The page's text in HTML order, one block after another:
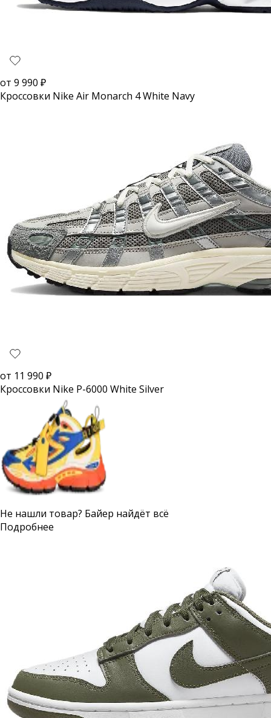
от 9 990 ₽
Кроссовки Nike Air Monarch 4 White Navy
от 11 990 ₽
Кроссовки Nike P-6000 White Silver
Не нашли товар? Байер найдёт всё
Подробнее